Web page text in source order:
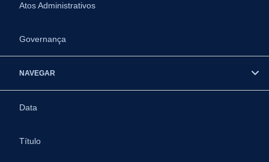
Atos Administrativos
Governança
NAVEGAR
Data
Título